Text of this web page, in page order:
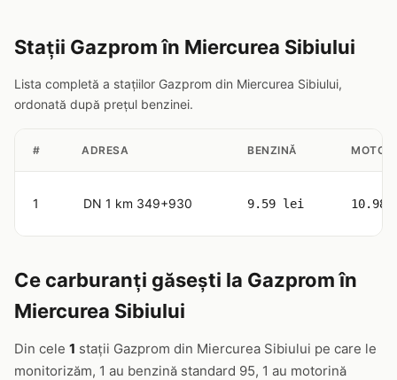
Stații Gazprom în Miercurea Sibiului
Lista completă a stațiilor Gazprom din Miercurea Sibiului,
ordonată după prețul benzinei.
# ADRESA BENZINĂ
1 DN 1 km 349+930 9.59 lei 10.98
Ce carburanți găsești la Gazprom în
Miercurea Sibiului
Din cele 1 stații Gazprom din Miercurea Sibiului pe care le
monitorizăm, 1 au benzină standard 95, 1 au motorină